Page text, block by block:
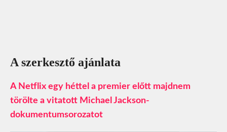
A szerkesztő ajánlata
A Netflix egy héttel a premier előtt majdnem
törölte a vitatott Michael Jackson-
dokumentumsorozatot